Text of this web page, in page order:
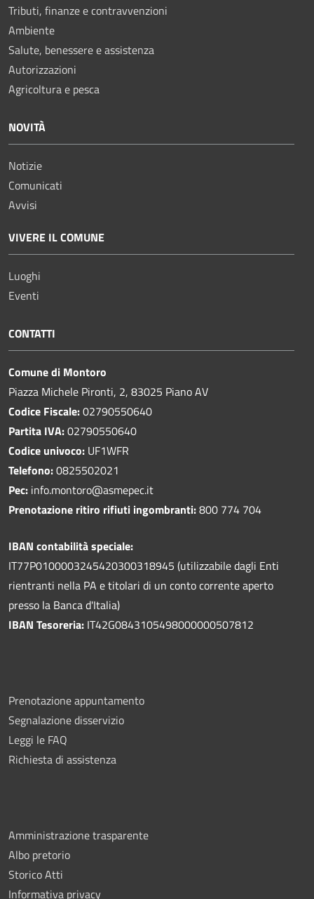
Tributi, finanze e contravvenzioni
Ambiente
Salute, benessere e assistenza
Autorizzazioni
Agricoltura e pesca
NOVITÀ
Notizie
Comunicati
Avvisi
VIVERE IL COMUNE
Luoghi
Eventi
CONTATTI
Comune di Montoro
Piazza Michele Pironti, 2, 83025 Piano AV
Codice Fiscale:02790550640
Partita IVA:02790550640
Codice univoco: UF1WFR
Telefono:0825502021
Pec: info.montoro@asmepec.it
Prenotazione ritiro rifiuti ingombranti:800 774 704
IBAN contabilità speciale:
IT77P0100003245420300318945 (utilizzabile dagli Enti
rientranti nella PA e titolari di un conto corrente aperto
presso la Banca d'Italia)
IBAN Tesoreria: IT42G0843105498000000507812
Prenotazione appuntamento
Segnalazione disservizio
Leggi le FAQ
Richiesta di assistenza
Amministrazione trasparente
Albo pretorio
Storico Atti
Informativa privacy